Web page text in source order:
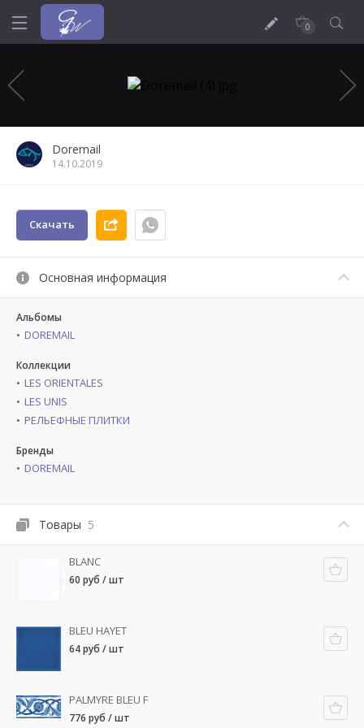
0
Doremail
14.10.2019
Скачать
Основная информация
Альбомы
DOREMAIL
Коллекции
LES ORIENTALES
LES UNIS
РЕЛЬЕФНЫЕ ПЛИТКИ
Бренды
DOREMAIL
Товары 5
BLANC
60 руб / шт
BLEU HAYET
64 руб / шт
PALMYRE BLEU F
776 руб / шт